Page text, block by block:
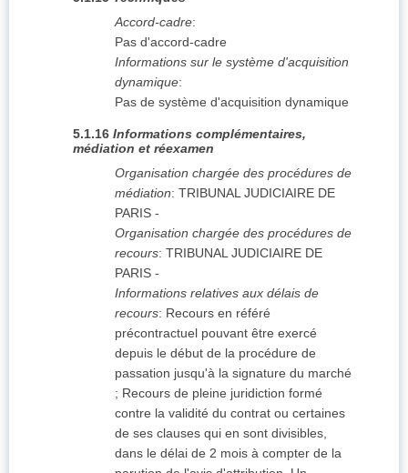
Accord-cadre:
Pas d'accord-cadre
Informations sur le système d'acquisition
dynamique:
Pas de système d'acquisition dynamique
5.1.16 Informations complémentaires,
médiation et réexamen
Organisation chargée des procédures de
médiation: TRIBUNAL JUDICIAIRE DE
PARIS -
Organisation chargée des procédures de
recours: TRIBUNAL JUDICIAIRE DE
PARIS -
Informations relatives aux délais de
recours: Recours en référé
précontractuel pouvant être exercé
depuis le début de la procédure de
passation jusqu'à la signature du marché
; Recours de pleine juridiction formé
contre la validité du contrat ou certaines
de ses clauses qui en sont divisibles,
dans le délai de 2 mois à compter de la